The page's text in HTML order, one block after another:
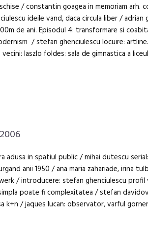
/ constantin goagea in memoriam arh.
ideile vand, daca circula liber / adrian
de ani. Episodul 4: transformare si
/ stefan ghenciulescu locuire:
laszlo foldes: sala de gimnastica a
adusa in spatiul public / mihai dutescu
anii 1950 / ana maria zahariade, irina
/ introducere: stefan ghenciulescu profil
poate fi complexitatea / stefan
k+n / jaques lucan: observator, varful